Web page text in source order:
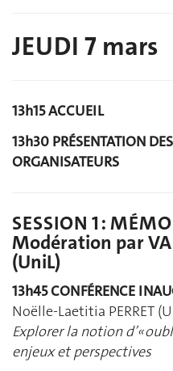
JEUDI 7 mars
13h15 ACCUEIL
13h30 PRÉSENTATION
ORGANISATEURS
SESSION 1 :
Modération par
(UniL)
13h45 CONFÉRENCE
Noëlle-Laetitia PERRET
Explorer la notion d’«
enjeux et perspectives